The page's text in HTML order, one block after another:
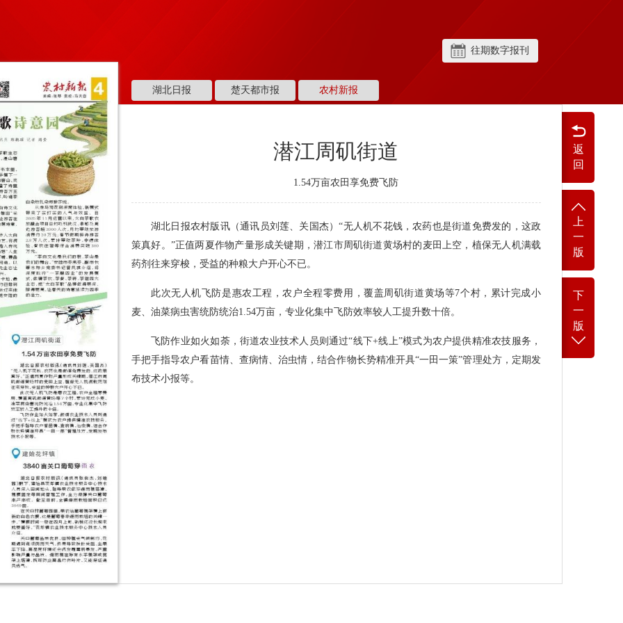
往期数字报刊
返
回
上
一
版
下
一
版
湖北日报 楚天都市报 农村新报
潜江周矶街道
1.54万亩农田享免费飞防
湖北日报农村版讯（通讯员刘莲、关国杰）“无人机不花钱，农药也是街道免费发的，这政
策真好。”正值两夏作物产量形成关键期，潜江市周矶街道黄场村的麦田上空，植保无人机满载
药剂往来穿梭，受益的种粮大户开心不已。
此次无人机飞防是惠农工程，农户全程零费用，覆盖周矶街道黄场等7个村，累计完成小
麦、油菜病虫害统防统治1.54万亩，专业化集中飞防效率较人工提升数十倍。
飞防作业如火如荼，街道农业技术人员则通过“线下+线上”模式为农户提供精准农技服务，
手把手指导农户看苗情、查病情、治虫情，结合作物长势精准开具“一田一策”管理处方，定期发
布技术小报等。